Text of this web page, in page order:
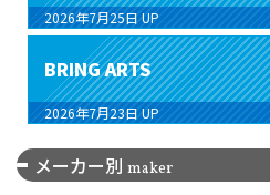
2026年7月25日 UP
BRING ARTS
2026年7月23日 UP
メーカー別 maker